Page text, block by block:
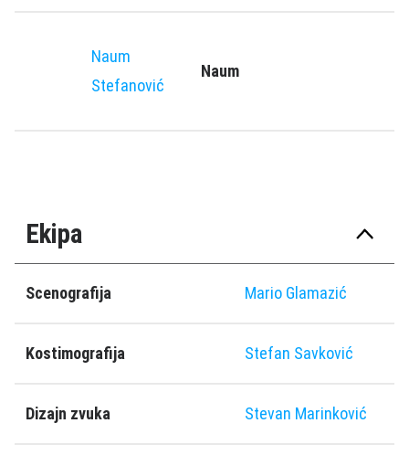
Naum
Stefanović
Naum
Ekipa
Scenografija Mario Glamazić
Kostimografija Stefan Savković
Dizajn zvuka Stevan Marinković